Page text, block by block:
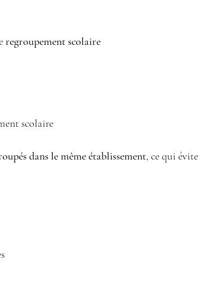
regroupement scolaire
scolaire
dans le même établissement, ce qui